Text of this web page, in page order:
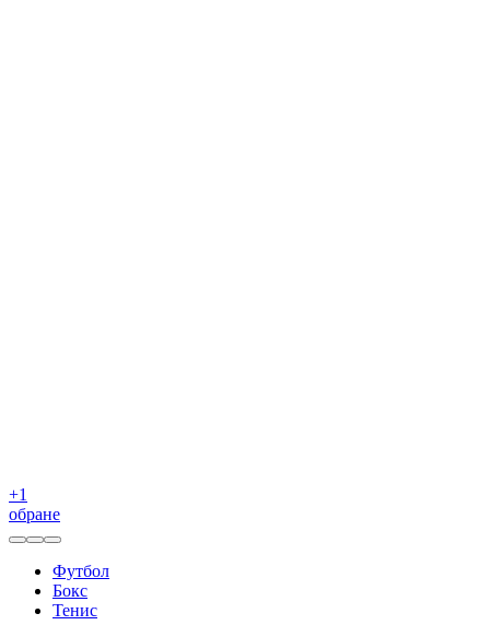
+1
обране
Футбол
Бокс
Тенис